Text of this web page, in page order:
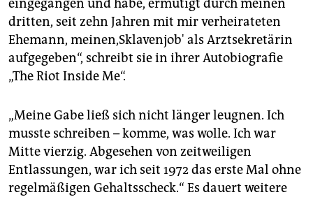
eingegangen und habe, ermutigt durch meinen
dritten, seit zehn Jahren mit mir verheirateten
Ehemann, meinen,Sklavenjob' als Arztsekretärin
aufgegeben“, schreibt sie in ihrer Autobiografie
„The Riot Inside Me“.
„Meine Gabe ließ sich nicht länger leugnen. Ich
musste ­schreiben – komme, was wolle. Ich war
Mitte vierzig. Abgesehen von zeitweiligen
Entlassungen, war ich seit 1972 das erste Mal ohne
regelmäßigen Gehaltsscheck.“ Es dauert weitere